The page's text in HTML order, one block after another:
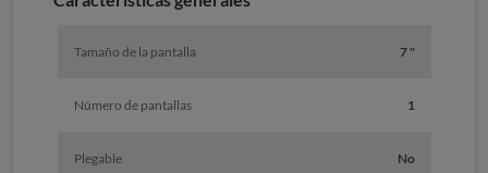
Tamaño de la pantalla 7 "
Número de pantallas 1
Plegable No